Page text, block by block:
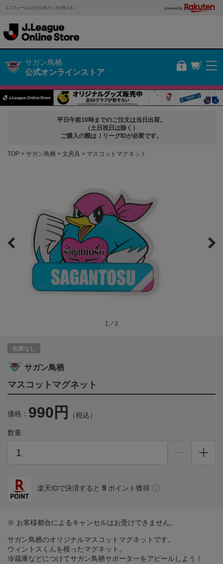
ユニフォームなどの公式グッズが買える！ powered by
サガン鳥栖
公式オンラインストア
平日午前10時までのご注文は当日出荷。
（土日祝日は除く）
ご購入の際はＪリーグIDが必要です。
TOP サガン鳥栖 文房具 マスコットマグネット
1／3
在庫なし
サガン鳥栖
マスコットマグネット
価格： 990円 （税込）
数量
楽天IDで決済すると 9 ポイント獲得
※ お客様都合によるキャンセルはお受けできません。
サガン鳥栖のオリジナルマスコットマグネットです。
ウィントスくんを模ったマグネット。
冷蔵庫などにつけてサガン鳥栖サポーターをアピールしよう！